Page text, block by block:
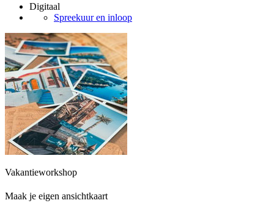
Digitaal
Spreekuur en inloop
Vakantieworkshop
Maak je eigen ansichtkaart